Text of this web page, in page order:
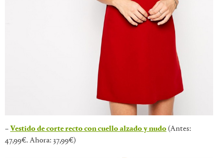
– Vestido de corte recto con cuello alzado y nudo(Antes:
47,99€. Ahora: 37,99€)